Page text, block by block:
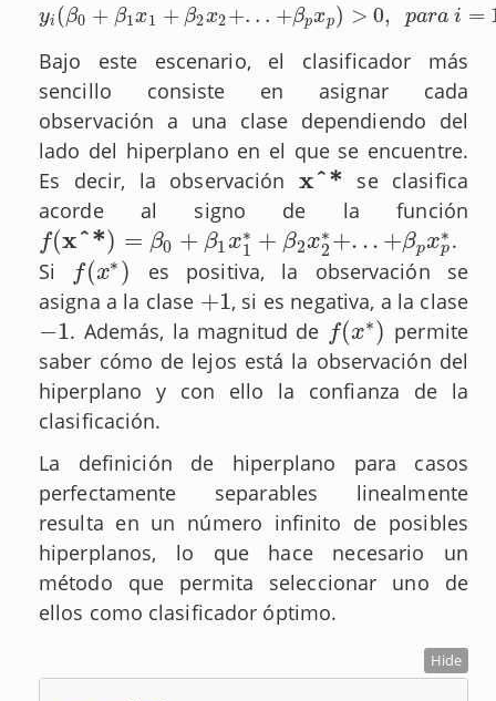
yi (β0 + β1x1 + β2x2+. . . +βpxp) > 0, para i =
yi( β0+β1 x1 +β2x2+.. + β pxp)>0, para i 1...n
Bajo este escenario, el clasificador más
sencillo consiste en asignar cada
observación a una clase dependiendo del
lado del hiperplano en el que se encuentre.
Es decir, la observación x^*
x^*
se clasifica
acorde al signo de la función
f(x^*) = β0 + β1x∗
1 + β2x∗
2 +. .. +βpx∗
p
f(x^*)=β0 +β 1x1 ∗+ β2 x2∗ +.. +βpxp∗
.
Si
f(x∗ )
f(x∗)
es positiva, la observación se
asigna a la clase +1
+1 , si es negativa, a la clase
−1
−1 . Además, la magnitud de f(x∗ )
f(x∗)
permite
saber cómo de lejos está la observación del
hiperplano y con ello la confianza de la
clasificación.
La definición de hiperplano para casos
perfectamente separables linealmente
resulta en un número infinito de posibles
hiperplanos, lo que hace necesario un
método que permita seleccionar uno de
ellos como clasificador óptimo.
Hide